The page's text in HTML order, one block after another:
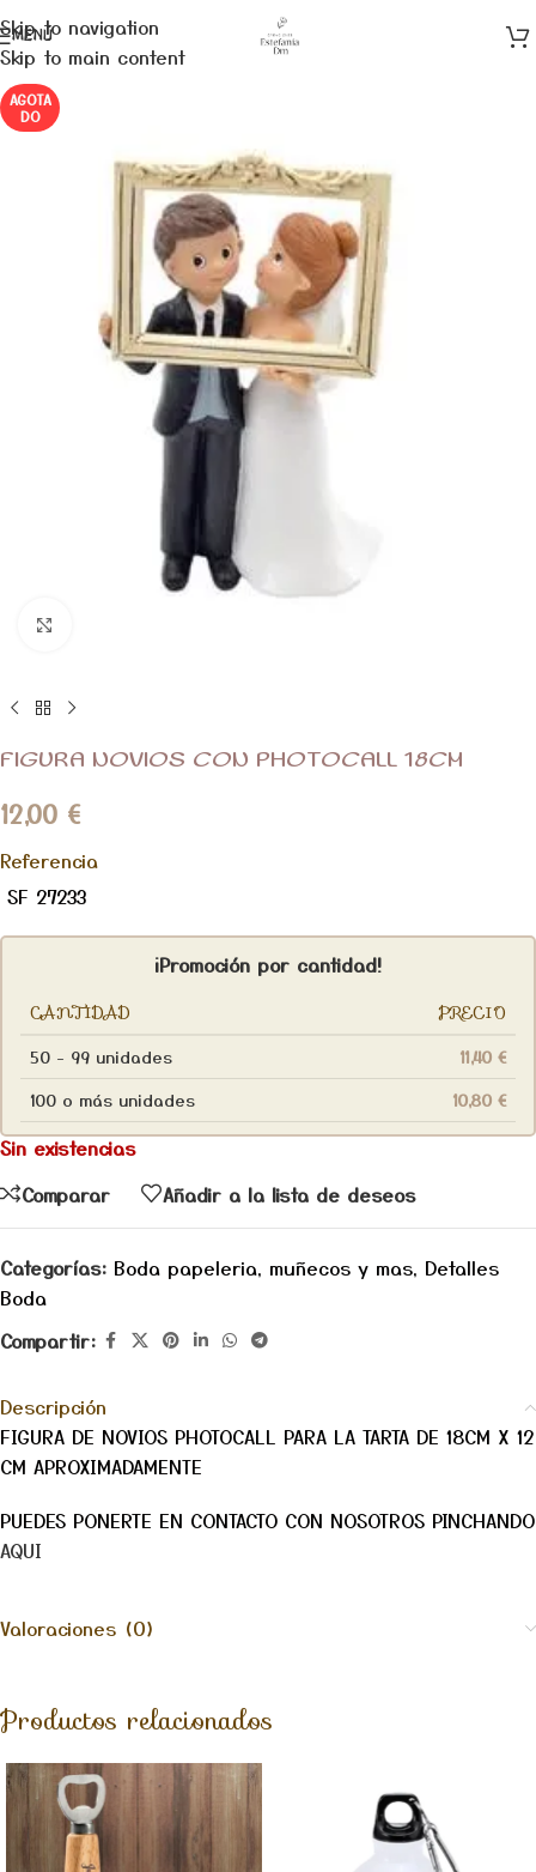
Skip to navigation
Skip to main content
MENÚ
AGOTA
DO
FIGURA NOVIOS CON PHOTOCALL 18CM
12,00 €
Referencia
SF 27233
¡Promoción por cantidad!
CANTIDAD PRECIO
50 - 99 unidades 11,40 €
100 o más unidades
10,80 €
Sin existencias
Comparar
Añadir a la lista de deseos
Categorías: Boda papeleria, muñecos y mas, Detalles
Boda
Compartir:
Descripción
FIGURA DE NOVIOS PHOTOCALL PARA LA TARTA DE 18CM X 12
CM APROXIMADAMENTE
PUEDES PONERTE EN CONTACTO CON NOSOTROS PINCHANDO
AQUI
Valoraciones (0)
Productos relacionados